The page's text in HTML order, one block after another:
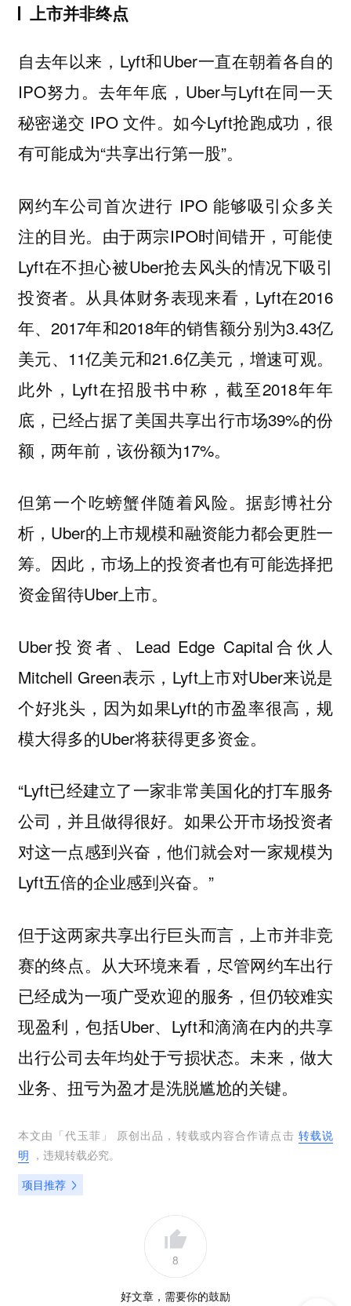
上市并非终点
自去年以来，Lyft和Uber一直在朝着各自的
IPO努力。去年年底，Uber与Lyft在同一天
秘密递交 IPO 文件。如今Lyft抢跑成功，很
有可能成为“共享出行第一股”。
网约车公司首次进行 IPO 能够吸引众多关
注的目光。由于两宗IPO时间错开，可能使
Lyft在不担心被Uber抢去风头的情况下吸引
投资者。从具体财务表现来看，Lyft在2016
年、2017年和2018年的销售额分别为3.43亿
美元、11亿美元和21.6亿美元，增速可观。
此外，Lyft在招股书中称，截至2018年年
底，已经占据了美国共享出行市场39%的份
额，两年前，该份额为17%。
但第一个吃螃蟹伴随着风险。据彭博社分
析，Uber的上市规模和融资能力都会更胜一
筹。因此，市场上的投资者也有可能选择把
资金留待Uber上市。
Uber投资者、Lead Edge Capital合伙人
Mitchell Green表示，Lyft上市对Uber来说是
个好兆头，因为如果Lyft的市盈率很高，规
模大得多的Uber将获得更多资金。
“Lyft已经建立了一家非常美国化的打车服务
公司，并且做得很好。如果公开市场投资者
对这一点感到兴奋，他们就会对一家规模为
Lyft五倍的企业感到兴奋。”
但于这两家共享出行巨头而言，上市并非竞
赛的终点。从大环境来看，尽管网约车出行
已经成为一项广受欢迎的服务，但仍较难实
现盈利，包括Uber、Lyft和滴滴在内的共享
出行公司去年均处于亏损状态。未来，做大
业务、扭亏为盈才是洗脱尴尬的关键。
本文由「代玉菲 」 原创出品，转载或内容合作请点击 转载说
明 ，违规转载必究。
项目推荐
8
好文章，需要你的鼓励